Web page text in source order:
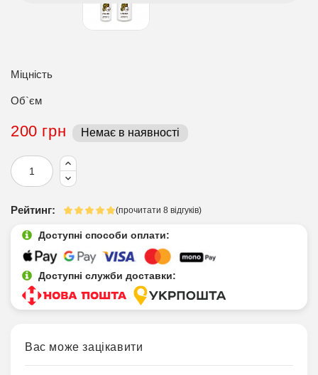
Міцність
Об`єм
200 грн Немає в наявності
Рейтинг: (прочитати 8 відгуків)
Доступні способи оплати:
Доступні служби доставки:
Вас може зацікавити